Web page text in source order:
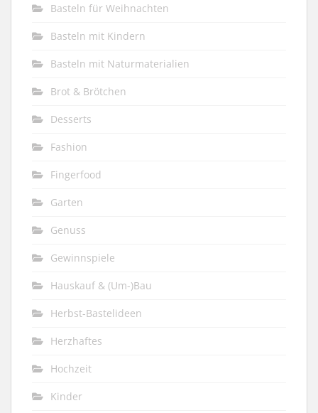
Basteln für Weihnachten
Basteln mit Kindern
Basteln mit Naturmaterialien
Brot & Brötchen
Desserts
Fashion
Fingerfood
Garten
Genuss
Gewinnspiele
Hauskauf & (Um-)Bau
Herbst-Bastelideen
Herzhaftes
Hochzeit
Kinder